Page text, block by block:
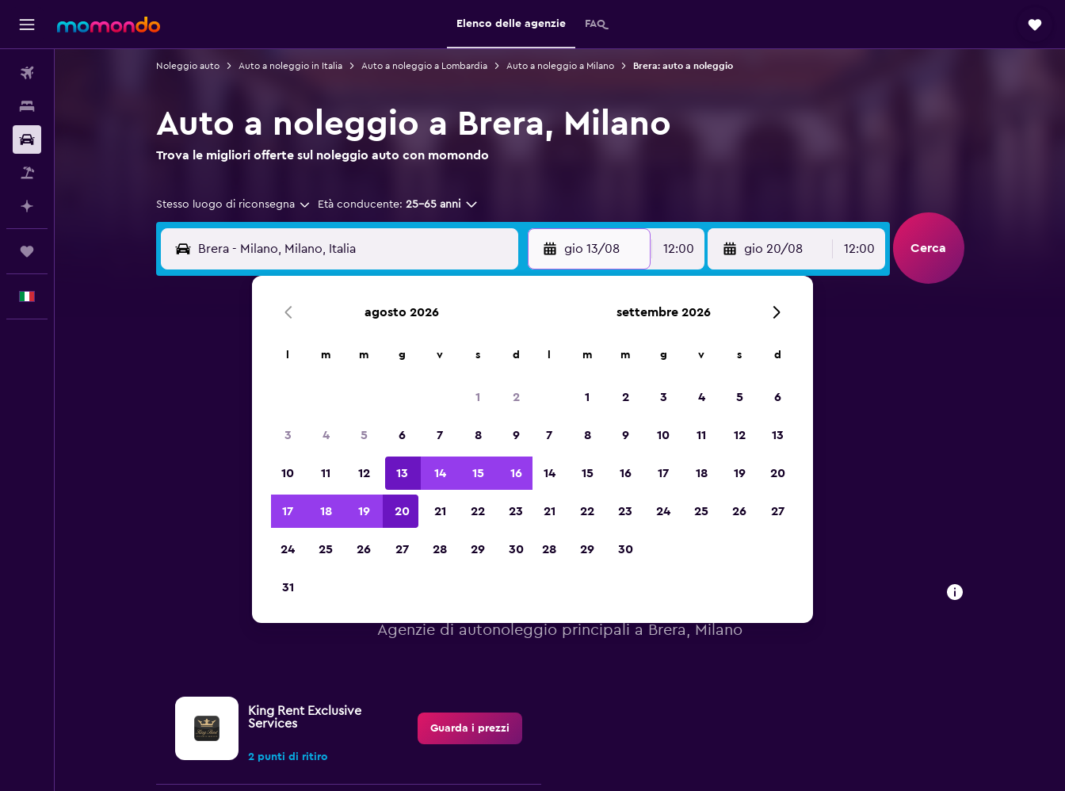
Elenco delle agenzie FAQ
Noleggio auto Auto a noleggio in Italia Auto a noleggio a Lombardia Auto a noleggio a Milano Brera: auto a noleggio
Auto a noleggio a Brera, Milano
Trova le migliori offerte sul noleggio auto con momondo
Stesso luogo di riconsegna Età conducente: 25-65 anni
gio 13/08 12:00 gio 20/08 12:00 Cerca
d'Europa 2023
Agenzie di autonoleggio principali a Brera, Milano
King Rent Exclusive
Services
2 punti di ritiro
Guarda i prezzi
agosto 2026
m m g v s d
1 2
3 4 5 6 7 8 9
10 11 12 13 14 15 16
17 18 19 20 21 22 23
24 25 26 27 28 29 30
31
settembre 2026
m m g v s d
1 2 3 4 5 6
7 8 9 10 11 12 13
14 15 16 17 18 19 20
21 22 23 24 25 26 27
28 29 30